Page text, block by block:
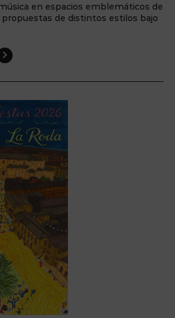
en espacios emblemáticos de
propuestas de distintos estilos bajo